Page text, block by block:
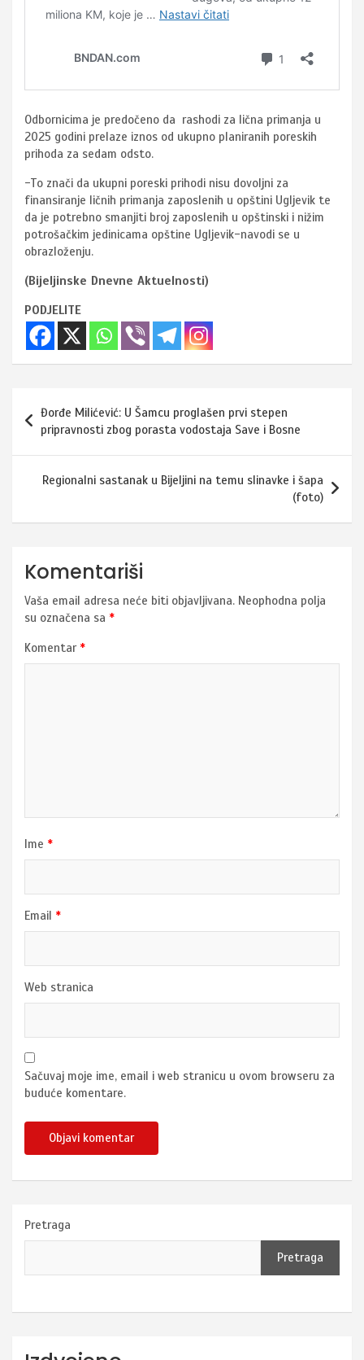
Odbornicima je predočeno da rashodi za lična primanja u
2025 godini prelaze iznos od ukupno planiranih poreskih
prihoda za sedam odsto.
-To znači da ukupni poreski prihodi nisu dovoljni za
finansiranje ličnih primanja zaposlenih u opštini Ugljevik te
da je potrebno smanjiti broj zaposlenih u opštinski i nižim
potrošačkim jedinicama opštine Ugljevik-navodi se u
obrazloženju.
(Bijeljinske Dnevne Aktuelnosti)
PODJELITE
Navigacija
članaka
Đorđe Milićević: U Šamcu proglašen prvi stepen
pripravnosti zbog porasta vodostaja Save i Bosne
Regionalni sastanak u Bijeljini na temu slinavke i šapa
(foto)
Komentariši
Vaša email adresa neće biti objavljivana. Neophodna polja
su označena sa *
Komentar *
Ime *
Email *
Web stranica
Sačuvaj moje ime, email i web stranicu u ovom browseru za
buduće komentare.
Pretraga
Pretraga